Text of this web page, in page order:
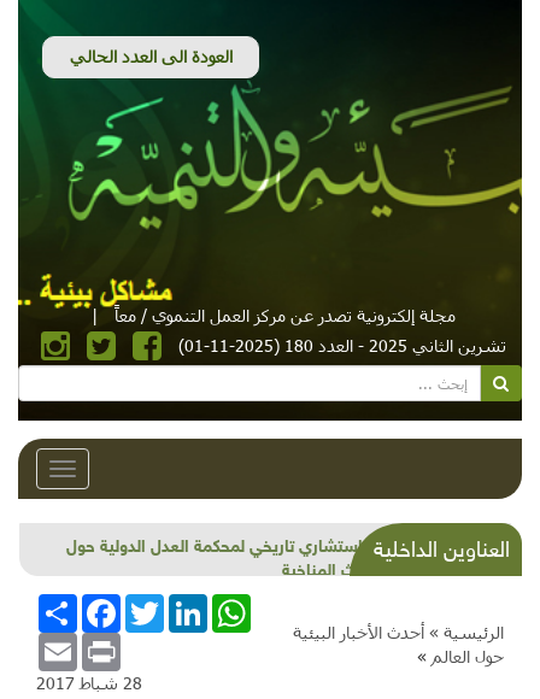
مجلة إلكترونية تصدر عن مركز العمل التنموي / معاً
|
تشرين الثاني 2025 - العدد 180 (2025-11-01)
Toggle
العناوين الداخليةشذرات بيئية وتنموية...بنية تحتية وحلويات قبيحة
وحاكورة ونوبل وزيتون و"سيباط"
الرئيسية » أحدث الأخبار البيئية
حول العالم »
انشر
FacebookTwitterLinkedInWhatsApp
Email Print
28 شباط 2017